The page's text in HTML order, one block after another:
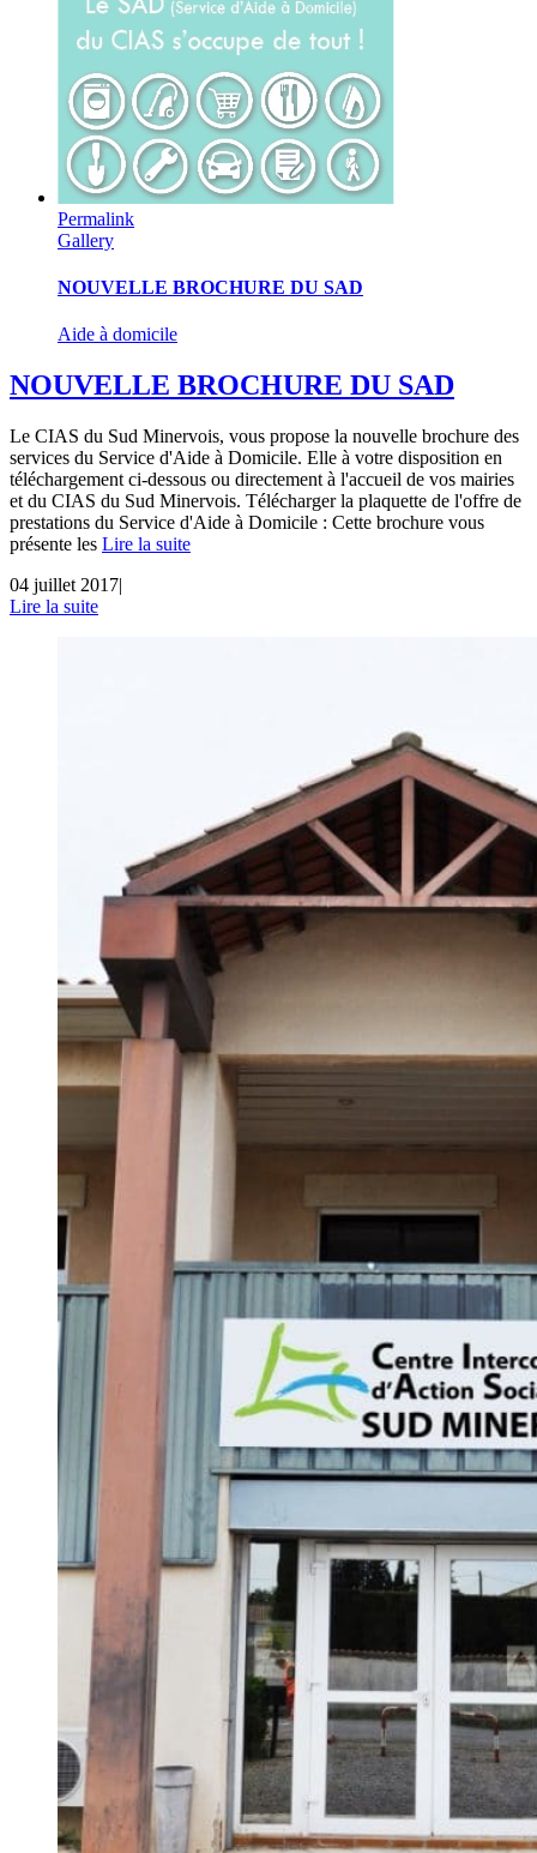
Permalink
Gallery
NOUVELLE BROCHURE DU SAD
Aide à domicile
NOUVELLE BROCHURE DU SAD
Le CIAS du Sud Minervois, vous propose la nouvelle brochure des
services du Service d'Aide à Domicile. Elle à votre disposition en
téléchargement ci-dessous ou directement à l'accueil de vos mairies
et du CIAS du Sud Minervois. Télécharger la plaquette de l'offre de
prestations du Service d'Aide à Domicile : Cette brochure vous
présente les Lire la suite
04 juillet 2017|
Lire la suite